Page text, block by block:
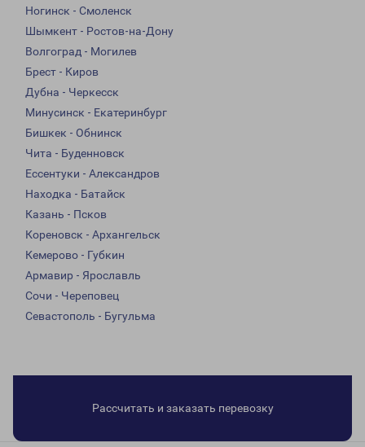
Ногинск - Смоленск
Шымкент - Ростов-на-Дону
Волгоград - Могилев
Брест - Киров
Дубна - Черкесск
Минусинск - Екатеринбург
Бишкек - Обнинск
Чита - Буденновск
Ессентуки - Александров
Находка - Батайск
Казань - Псков
Кореновск - Архангельск
Кемерово - Губкин
Армавир - Ярославль
Сочи - Череповец
Севастополь - Бугульма
Рассчитать и заказать перевозку